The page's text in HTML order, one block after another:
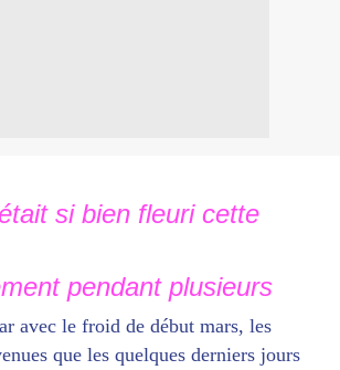
si bien fleuri cette
pendant plusieurs
avec le froid de début mars, les
que les quelques derniers jours